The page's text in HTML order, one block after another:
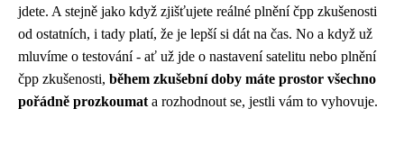
jdete. A stejně jako když zjišťujete reálné plnění čpp zkušenosti
od ostatních, i tady platí, že je lepší si dát na čas. No a když už
mluvíme o testování - ať už jde o nastavení satelitu nebo plnění
čpp zkušenosti, během zkušební doby máte prostor všechno
pořádně prozkoumat a rozhodnout se, jestli vám to vyhovuje.